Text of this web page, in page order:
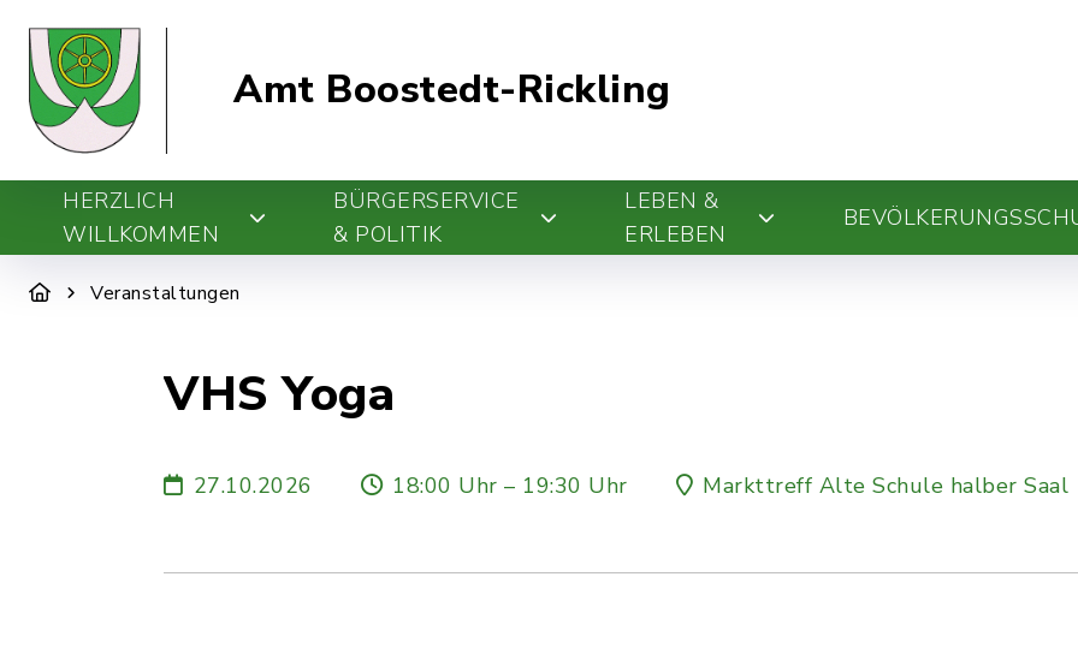
Amt Boostedt-Rickling
HERZLICH
WILLKOMMEN
BÜRGERSERVICE
& POLITIK
LEBEN &
ERLEBEN
Veranstaltungen
VHS Yoga
27.10.2026 18:00 Uhr – 19:30 Uhr Markttreff Alte Schule halber Saal